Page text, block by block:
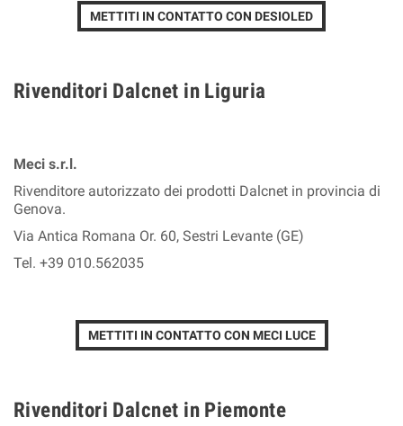
METTITI IN CONTATTO CON DESIOLED
Rivenditori Dalcnet in Liguria
Meci s.r.l.
Rivenditore autorizzato dei prodotti Dalcnet in provincia di
Genova.
Via Antica Romana Or. 60, Sestri Levante (GE)
Tel. +39 010.562035
METTITI IN CONTATTO CON MECI LUCE
Rivenditori Dalcnet in Piemonte